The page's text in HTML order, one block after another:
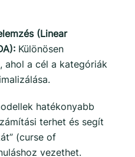
(Linear
Különösen
ahol a cél a kategóriák
hatékonyabb
terhet és segít
(curse of
vezethet.